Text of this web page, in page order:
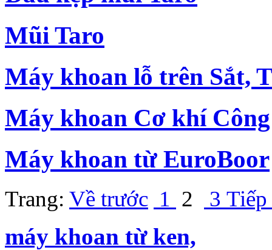
Mũi Taro
Máy khoan lỗ trên Sắt,
Máy khoan Cơ khí
Máy khoan từ EuroBoor
Trang: Về trước 1 2 3 Tiếp
máy khoan từ ken,